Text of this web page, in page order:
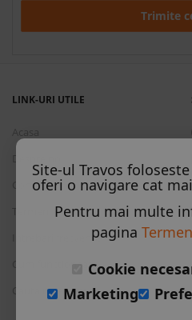
Trimite
LINK-URI UTILE
Acasa
Contact
Termeni si conditii
Intrebari frecvente
Cum functioneaza
Cauta rezervare
Site-ul Travos
oferi o navigare cat
Pentru mai multe
pagina
Cookie
Marketing